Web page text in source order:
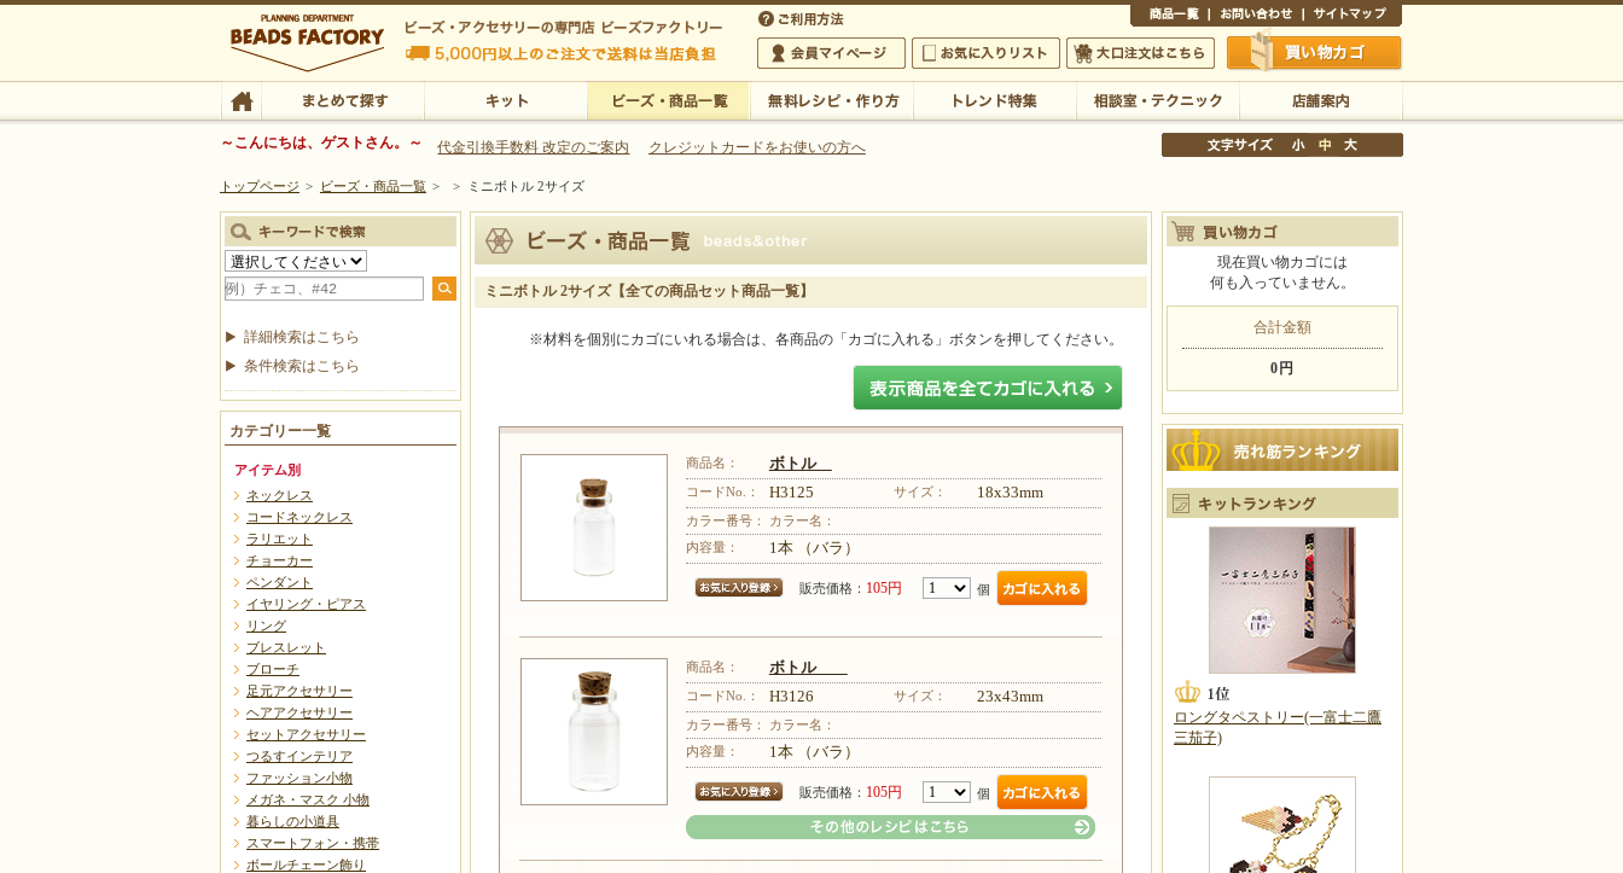
ビーズファクトリー ビーズ・パーツ・金具など・アクセサリーの専門店
ビーズ・アクセサリーの専門店 ビーズファクトリー 5,000円以上のご注文で送料は当店が負担いたします
ビーズ・アクセサリーの専門店 ビーズファクトリー 5,000円以上のご注文で送料は当店が負担いたします
会員マイページ
お気に入りリスト 大口注文はこちら 買い物かご
TOP まとめて探す 店舗案内
～こんにちは、ゲストさん。～ 代金引換手数料 改定のご案内 クレジットカードをお使いの方へ
トップページ > ビーズ・商品一覧 > > ミニボトル 2サイズ
ミニボトル 2サイズ【全ての商品セット商品一覧】
※材料を個別にカゴにいれる場合は、各商品の「カゴに入れる」ボタンを押してください。
商品名： ボトル
コードNo.： H3125 サイズ： 18x33mm
カラー番号：
カラー名：
内容量：
1本 （バラ）
販売価格： 105円 個
商品名： ボトル
コードNo.： H3126 サイズ： 23x43mm
カラー番号：
カラー名：
内容量：
1本 （バラ）
販売価格： 105円 個
詳細検索はこちら
条件検索はこちら
カテゴリー一覧
アイテム別
ネックレス
コードネックレス
ラリエット
チョーカー
ペンダント
イヤリング・ピアス
リング
ブレスレット
ブローチ
足元アクセサリー
ヘアアクセサリー
セットアクセサリー
つるすインテリア
ファッション小物
メガネ・マスク 小物
暮らしの小道具
スマートフォン・携帯
ボールチェーン飾り
現在買い物カゴには
何も入っていません。
合計金額
0円
ロングタペストリー(一富士二鷹
三茄子)